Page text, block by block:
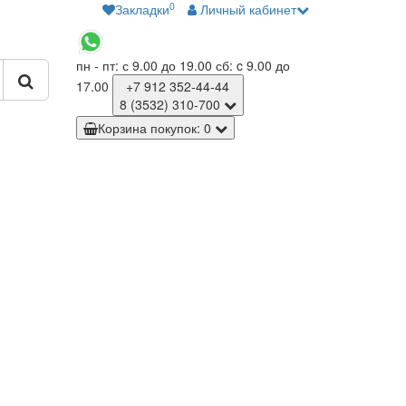
Закладки0 Личный кабинет
пн - пт: с 9.00 до 19.00 сб: c 9.00 до
17.00
+7 912 352-44-44
8 (3532) 310-700
Корзинапокупок: 0